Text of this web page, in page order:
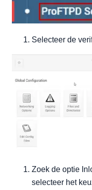
Selecteer de
Zoek de optie
selecteer het